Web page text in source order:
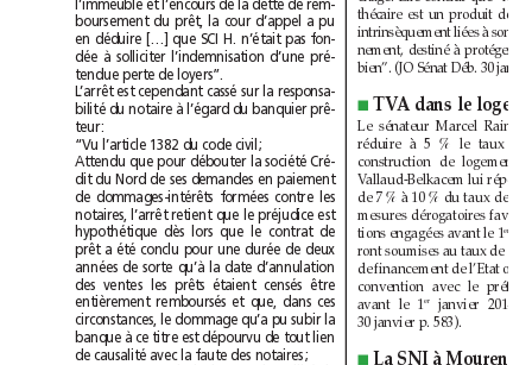
tions engagées avant le 1er
avant le 1 er
30janvier p.583).
l’immeuble et l’encours de la dette de rem-
boursement du prêt, la cour d’appel a pu
en déduire […] que SCI H. n’était pas fon-
dée à solliciter l’indemnisation d’une pré-
tendue perte de loyers”.
L’arrêt est cependant cassé sur la responsa-
bilité du notaire à l’égard du banquier prê-
teur:
“Vu l’article 1382 du code civil;
Attendu que pour débouter la société Cré-
dit du Nord de ses demandes en paiement
de dommages-intérêts formées contre les
notaires, l’arrêt retient que le préjudice est
hypothétique dès lors que le contrat de
prêt a été conclu pour une durée de deux
années de sorte qu’à la date d’annulation
des ventes les prêts étaient censés être
entièrement remboursés et que, dans ces
circonstances, le dommage qu’a pu subir la
banque à ce titre est dépourvu de tout lien
de causalité avec la faute des notaires;